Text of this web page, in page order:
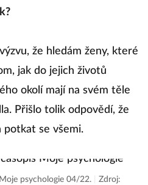
že hledám ženy, které
jak do jejich životů
okolí mají na svém těle
Přišlo tolik odpovědí, že
potkat se všemi.
psychologie 04/22.
Zdroj: